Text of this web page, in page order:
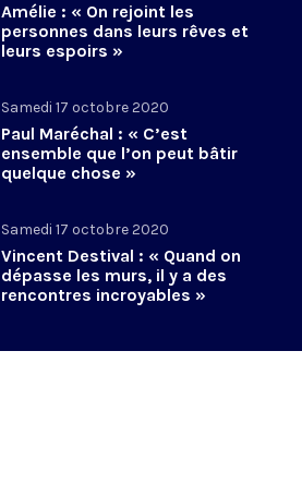
Amélie : « On rejoint les
personnes dans leurs rêves et
leurs espoirs »
Samedi 17 octobre 2020
Paul Maréchal : « C’est
ensemble que l’on peut bâtir
quelque chose »
Samedi 17 octobre 2020
Vincent Destival : « Quand on
dépasse les murs, il y a des
rencontres incroyables »